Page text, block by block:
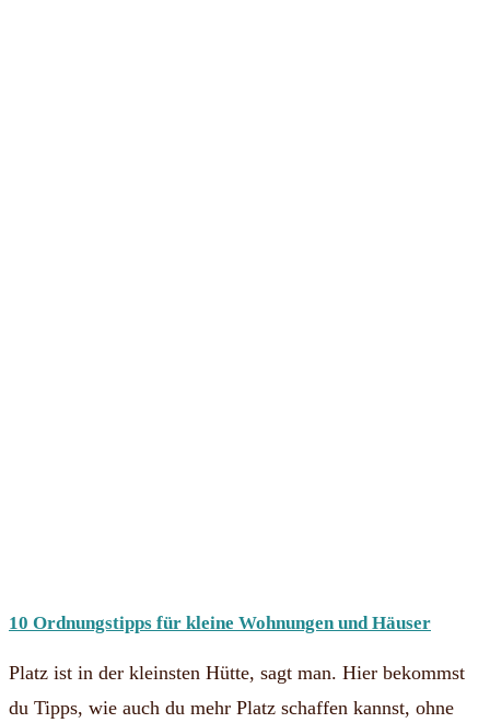
10 Ordnungstipps für kleine Wohnungen und Häuser
Platz ist in der kleinsten Hütte, sagt man. Hier bekommst
du Tipps, wie auch du mehr Platz schaffen kannst, ohne